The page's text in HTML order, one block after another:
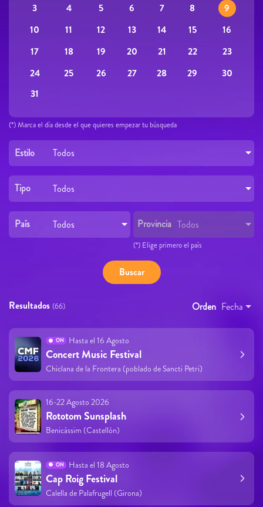
3
4 5 6 7 8
9
10
11 12 13 14 15
16
17
18 19 20 21 22
23
24
25 26 27 28 29
30
31
(*) Marca el día desde el que quieres empezar tu búsqueda
Estilo Todos
Tipo Todos
País Todos Provincia Todos
(*) Elige primero el país
Resultados (66) Orden Fecha
ON Hasta el 16 Agosto
Concert Music Festival
Chiclana de la Frontera (poblado de Sancti Petri)
16-22 Agosto 2026
Rototom Sunsplash
Benicàssim (Castellón)
ON Hasta el 18 Agosto
Cap Roig Festival
Calella de Palafrugell (Girona)